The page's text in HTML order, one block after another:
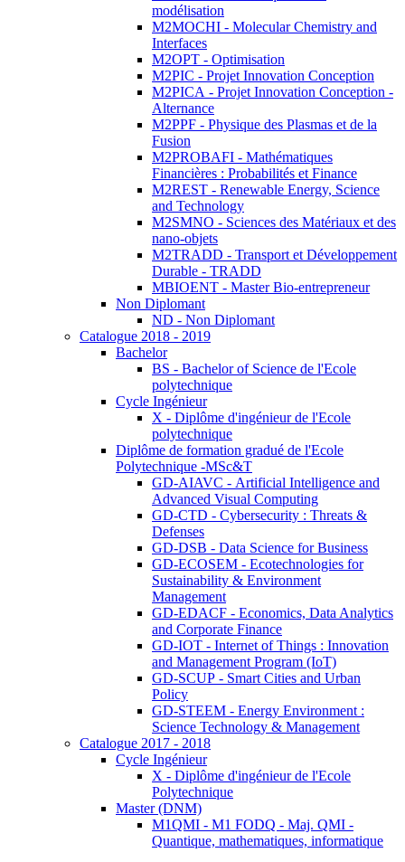
modélisation
M2MOCHI - Molecular Chemistry and
Interfaces
M2OPT - Optimisation
M2PIC - Projet Innovation Conception
M2PICA - Projet Innovation Conception -
Alternance
M2PPF - Physique des Plasmas et de la
Fusion
M2PROBAFI - Mathématiques
Financières : Probabilités et Finance
M2REST - Renewable Energy, Science
and Technology
M2SMNO - Sciences des Matériaux et des
nano-objets
M2TRADD - Transport et Développement
Durable - TRADD
MBIOENT - Master Bio-entrepreneur
Non Diplomant
ND - Non Diplomant
Catalogue 2018 - 2019
Bachelor
BS - Bachelor of Science de l'Ecole
polytechnique
Cycle Ingénieur
X - Diplôme d'ingénieur de l'Ecole
polytechnique
Diplôme de formation gradué de l'Ecole
Polytechnique -MSc&T
GD-AIAVC - Artificial Intelligence and
Advanced Visual Computing
GD-CTD - Cybersecurity : Threats &
Defenses
GD-DSB - Data Science for Business
GD-ECOSEM - Ecotechnologies for
Sustainability & Environment
Management
GD-EDACF - Economics, Data Analytics
and Corporate Finance
GD-IOT - Internet of Things : Innovation
and Management Program (IoT)
GD-SCUP - Smart Cities and Urban
Policy
GD-STEEM - Energy Environment :
Science Technology & Management
Catalogue 2017 - 2018
Cycle Ingénieur
X - Diplôme d'ingénieur de l'Ecole
Polytechnique
Master (DNM)
M1QMI - M1 FODQ - Maj. QMI -
Quantique, mathematiques, informatique